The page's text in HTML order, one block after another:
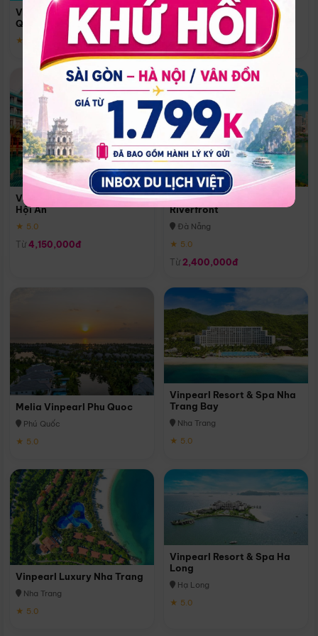
Vinpearl Resort & Spa Phu
Quoc
★ 5.0
Quoc
Phú Quốc
★ 5.0
Vinpearl Resort & Golf Nam
Hội An
★ 5.0
Từ 4,150,000đ
Melia Vinpearl Danang
Riverfront
Đà Nẵng
★ 5.0
Từ 2,400,000đ
Melia Vinpearl Phu Quoc
Phú Quốc
★ 5.0
Vinpearl Resort & Spa Nha
Trang Bay
Nha Trang
★ 5.0
Vinpearl Luxury Nha Trang
Nha Trang
★ 5.0
Vinpearl Resort & Spa Ha
Long
Hạ Long
★ 5.0